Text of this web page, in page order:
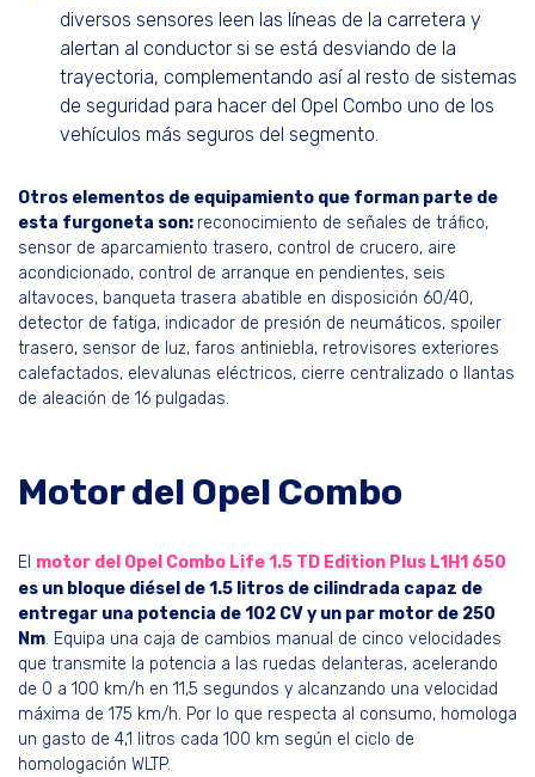
diversos sensores leen las líneas de la carretera y
alertan al conductor si se está desviando de la
trayectoria, complementando así al resto de sistemas
de seguridad para hacer del Opel Combo uno de los
vehículos más seguros del segmento.
Otros elementos de equipamiento que forman parte de
esta furgoneta son: reconocimiento de señales de tráfico,
sensor de aparcamiento trasero, control de crucero, aire
acondicionado, control de arranque en pendientes, seis
altavoces, banqueta trasera abatible en disposición 60/40,
detector de fatiga, indicador de presión de neumáticos, spoiler
trasero, sensor de luz, faros antiniebla, retrovisores exteriores
calefactados, elevalunas eléctricos, cierre centralizado o llantas
de aleación de 16 pulgadas.
Motor del Opel Combo
El motor del Opel Combo Life 1.5 TD Edition Plus L1H1 650
es un bloque diésel de 1.5 litros de cilindrada capaz de
entregar una potencia de 102 CV y un par motor de 250
Nm. Equipa una caja de cambios manual de cinco velocidades
que transmite la potencia a las ruedas delanteras, acelerando
de 0 a 100 km/h en 11,5 segundos y alcanzando una velocidad
máxima de 175 km/h. Por lo que respecta al consumo, homologa
un gasto de 4,1 litros cada 100 km según el ciclo de
homologación WLTP.